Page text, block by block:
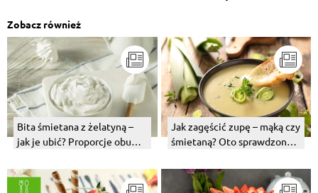
Zobacz również
Bita śmietana z żelatyną –
jak je ubić? Proporcje obu
Jak zagęścić zupę – mąką czy
śmietaną? Oto sprawdzone